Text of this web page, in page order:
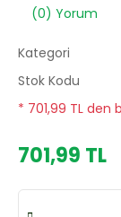
(0) Yorum
Kategori
Stok Kodu
* 701,99 TL den
701,99 TL